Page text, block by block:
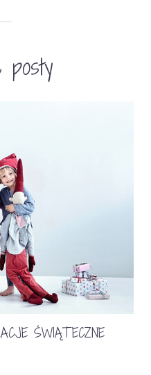
posty
ŚWIĄTECZNE